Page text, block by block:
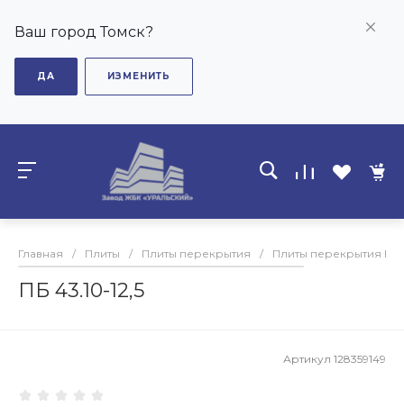
Ваш город Томск?
ДА ИЗМЕНИТЬ
Главная / Плиты / Плиты перекрытия / Плиты перекрытия ПБ
ПБ 43.10-12,5
Артикул 128359149